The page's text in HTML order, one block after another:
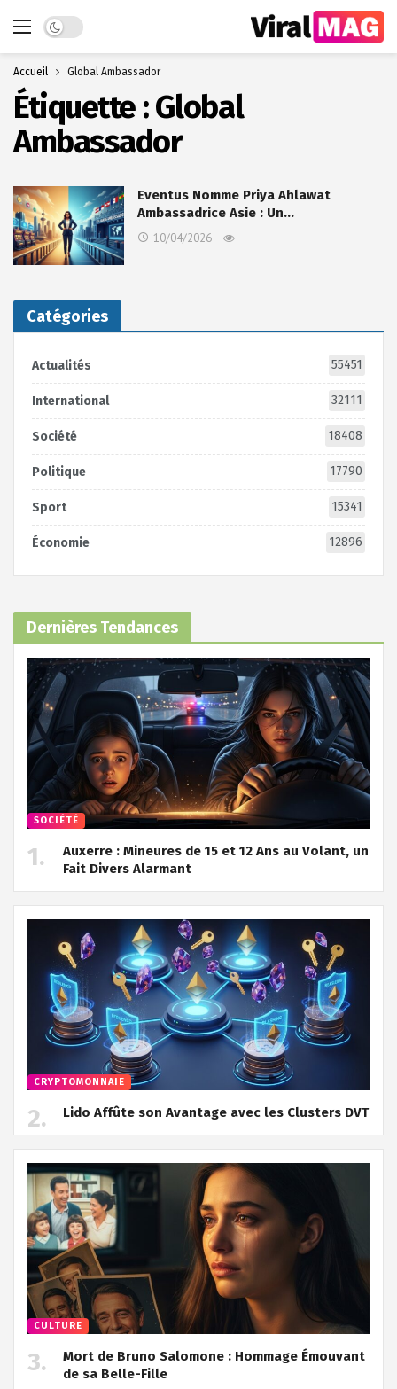
Dark mode
Accueil Global Ambassador
Étiquette :Global
Ambassador
Eventus Nomme Priya Ahlawat
Ambassadrice Asie : Un…
10/04/2026
Catégories
Actualités 55451
International 32111
Société 18408
Politique 17790
Sport 15341
Économie 12896
Dernières Tendances
SOCIÉTÉ
Auxerre : Mineures de 15 et 12 Ans au Volant, un
Fait Divers Alarmant
CRYPTOMONNAIE
Lido Affûte son Avantage avec les Clusters DVT
CULTURE
Mort de Bruno Salomone : Hommage Émouvant
de sa Belle-Fille